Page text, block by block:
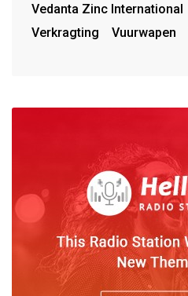
Vedanta Zinc International
Verkragting
Vuurwapen